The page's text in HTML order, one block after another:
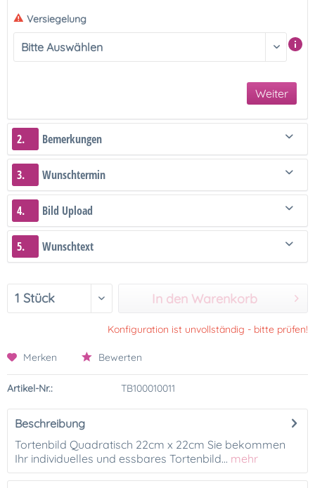
Versiegelung
Weiter
2. Bemerkungen
3. Wunschtermin
4. Bild Upload
5. Wunschtext
In den Warenkorb
Konfiguration ist unvollständig - bitte prüfen!
Merken Bewerten
Artikel-Nr.: TB100010011
Beschreibung
Tortenbild Quadratisch 22cm x 22cm Sie bekommen
Ihr individuelles und essbares Tortenbild... mehr